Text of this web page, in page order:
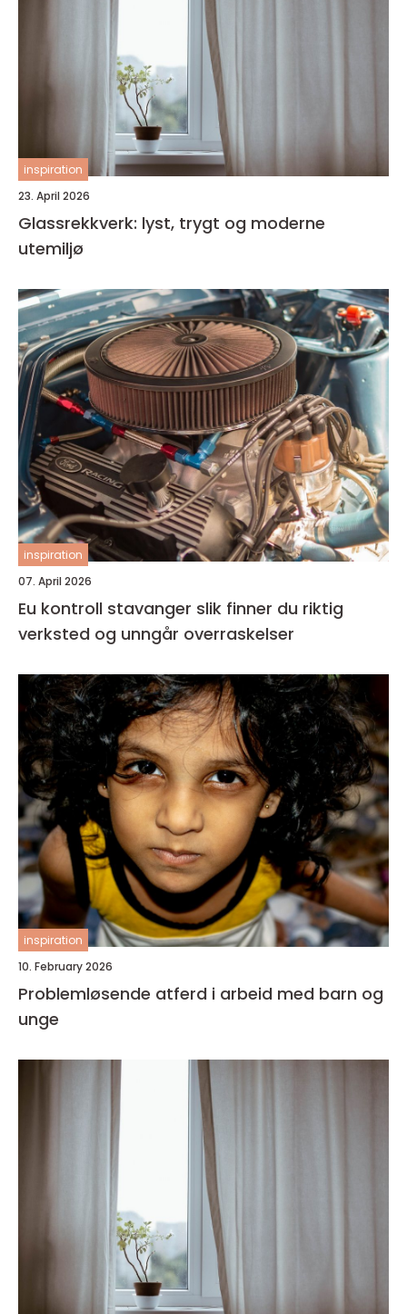
inspiration
23. April 2026
Glassrekkverk: lyst, trygt og moderne
utemiljø
inspiration
07. April 2026
Eu kontroll stavanger slik finner du riktig
verksted og unngår overraskelser
inspiration
10. February 2026
Problemløsende atferd i arbeid med barn og
unge